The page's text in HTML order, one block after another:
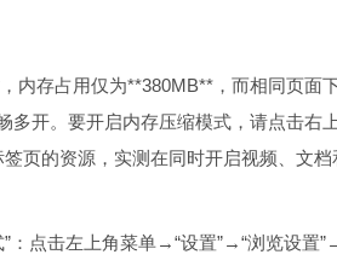
内存占用仅为**380MB**，而相同页面
开。要开启内存压缩模式，请点击右
页的资源，实测在同时开启视频、文
点击左上角菜单→“设置”→“浏览设置”→